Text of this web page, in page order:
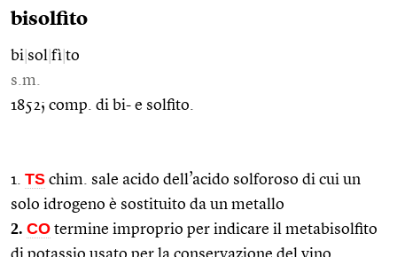
bisolfito
bi sol fì to
s.m.
1852; comp. di bi- e solfito.
1. TS chim. sale acido dell’acido solforoso di cui un
solo idrogeno è sostituito da un metallo
2. CO termine improprio per indicare il metabisolfito